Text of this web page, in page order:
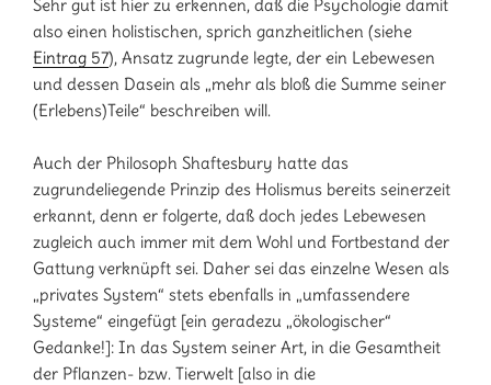
Sehr gut ist hier zu erkennen, daß die Psychologie damit
also einen holistischen, sprich ganzheitlichen (siehe
Eintrag 57), Ansatz zugrunde legte, der ein Lebewesen
und dessen Dasein als „mehr als bloß die Summe seiner
(Erlebens)Teile“ beschreiben will.
Auch der Philosoph Shaftesbury hatte das
zugrundeliegende Prinzip des Holismus bereits seinerzeit
erkannt, denn er folgerte, daß doch jedes Lebewesen
zugleich auch immer mit dem Wohl und Fortbestand der
Gattung verknüpft sei. Daher sei das einzelne Wesen als
„privates System“ stets ebenfalls in „umfassendere
Systeme“ eingefügt [ein geradezu „ökologischer“
Gedanke!]: In das System seiner Art, in die Gesamtheit
der Pflanzen- bzw. Tierwelt [also in die